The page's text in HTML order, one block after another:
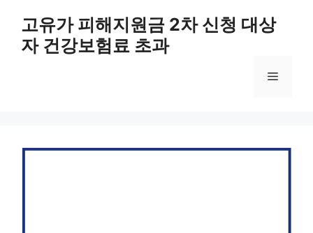
고유가 피해지원금 2차 신청 대상
자 건강보험료 초과
메